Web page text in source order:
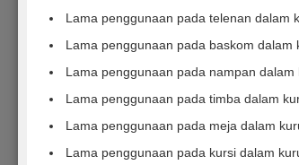
Lama penggunaan pada telenan dalam
Lama penggunaan pada baskom dalam
Lama penggunaan pada nampan
Lama penggunaan pada timba dalam
Lama penggunaan pada meja dalam
Lama penggunaan pada kursi dalam